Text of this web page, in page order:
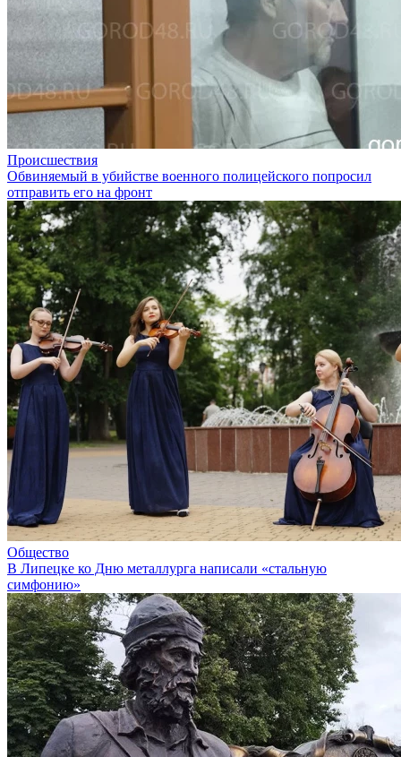
Происшествия
Обвиняемый в убийстве военного полицейского попросил
отправить его на фронт
Общество
В Липецке ко Дню металлурга написали «стальную
симфонию»